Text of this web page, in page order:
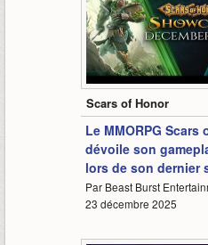
Scars of Honor
Le MMORPG Scars
dévoile son
lors de son dernier
Par Beast Burst
23 décembre 2025